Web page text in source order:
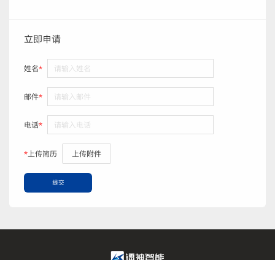
立即申请
姓名*
邮件*
电话*
* 上传简历 上传附件
提交